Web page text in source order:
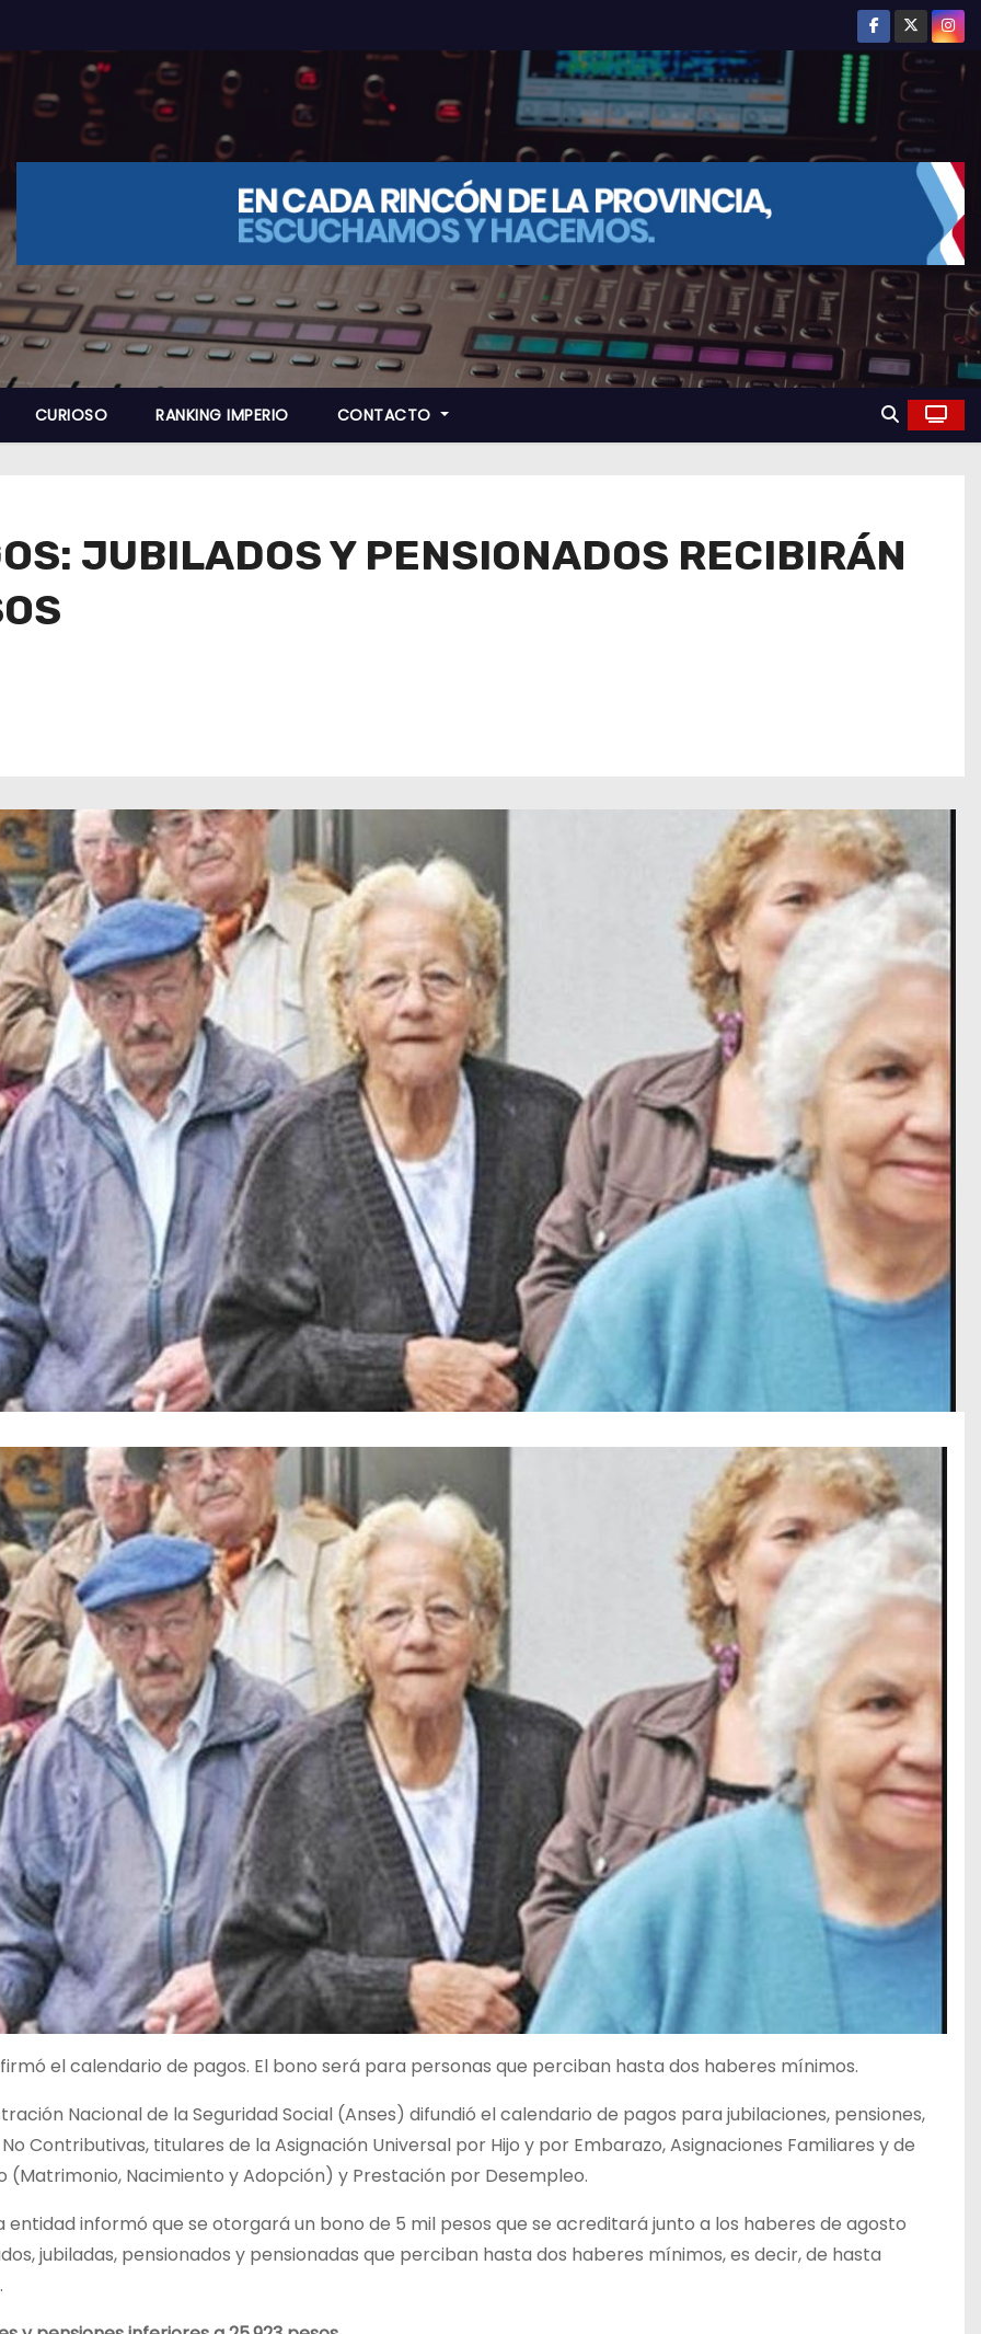
CURIOSO RANKING IMPERIO CONTACTO
JUBILADOS Y PENSIONADOS RECIBIRÁN
el calendario de pagos. El bono será para personas que perciban hasta dos haberes mínimos.
Nacional de la Seguridad Social (Anses) difundió el calendario de pagos para jubilaciones, pensiones,
Contributivas, titulares de la Asignación Universal por Hijo y por Embarazo, Asignaciones Familiares y de
(Matrimonio, Nacimiento y Adopción) y Prestación por Desempleo.
entidad informó que se otorgará un bono de 5 mil pesos que se acreditará junto a los haberes de agosto
jubiladas, pensionados y pensionadas que perciban hasta dos haberes mínimos, es decir, de hasta